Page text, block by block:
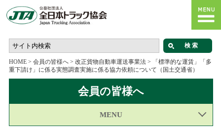
HOME> 会員の皆様へ> 改正貨物自動車運送事業法>
「標準的な運賃」「多
重下請け」に係る実態調査実施に係る協力依頼について（国土交通省）
会員の皆様へ
MENU